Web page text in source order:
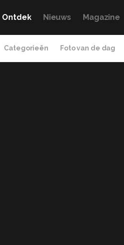
Ontdek Nieuws Magazine
Categorieën Foto van de dag